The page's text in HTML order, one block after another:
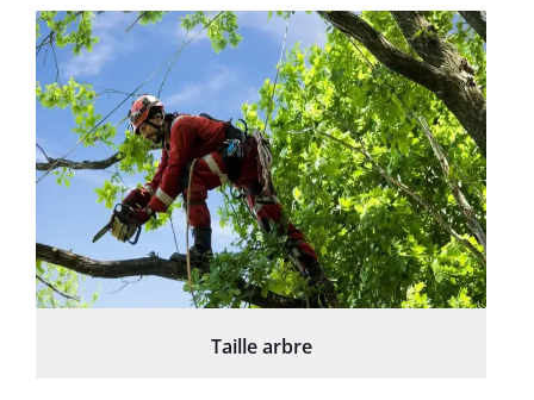
Taille arbre